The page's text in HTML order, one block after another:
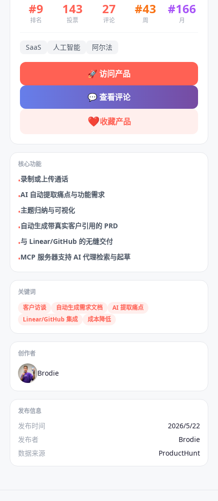
#9
排名
143
投票
27
评论
#43
周
#166
月
SaaS 人工智能 阿尔法
🚀 访问产品
💬查看评论
❤️收藏产品
核心功能
•录制或上传通话
•AI 自动提取痛点与功能需求
•主题归纳与可视化
•自动生成带真实客户引用的 PRD
•与 Linear/GitHub 的无缝交付
•MCP 服务器支持 AI 代理检索与起草
关键词
客户访谈
自动生成需求文档
AI 提取痛点
Linear/GitHub 集成
成本降低
创作者
Brodie
发布信息
发布时间
2026/5/22
发布者
Brodie
数据来源
ProductHunt